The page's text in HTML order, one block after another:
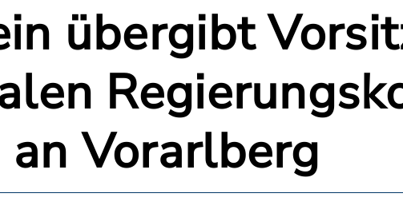
übergibt
Vorarlberg